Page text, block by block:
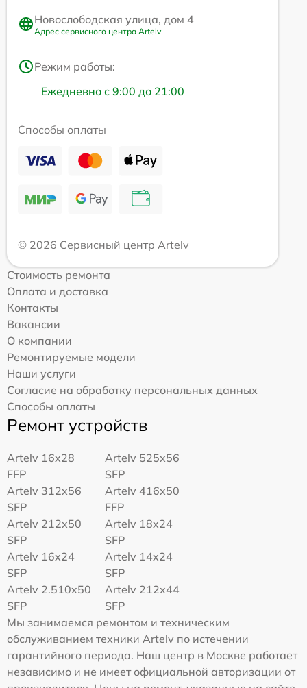
Новослободская улица, дом 4
Адрес сервисного центра Artelv
Режим работы:
Ежедневно с 9:00 до 21:00
Способы оплаты
© 2026 Сервисный центр Artelv
Стоимость ремонта
Оплата и доставка
Контакты
Вакансии
О компании
Ремонтируемые модели
Наши услуги
Согласие на обработку персональных данных
Способы оплаты
Ремонт устройств
Artelv 16x28
FFP
Artelv 525x56
SFP
Artelv 312x56
SFP
Artelv 416x50
FFP
Artelv 212x50
SFP
Artelv 18x24
SFP
Artelv 16x24
SFP
Artelv 14x24
SFP
Artelv 2.510x50
SFP
Artelv 212x44
SFP
Мы занимаемся ремонтом и техническим
обслуживанием техники Artelv по истечении
гарантийного периода. Наш центр в Москве работает
независимо и не имеет официальной авторизации от